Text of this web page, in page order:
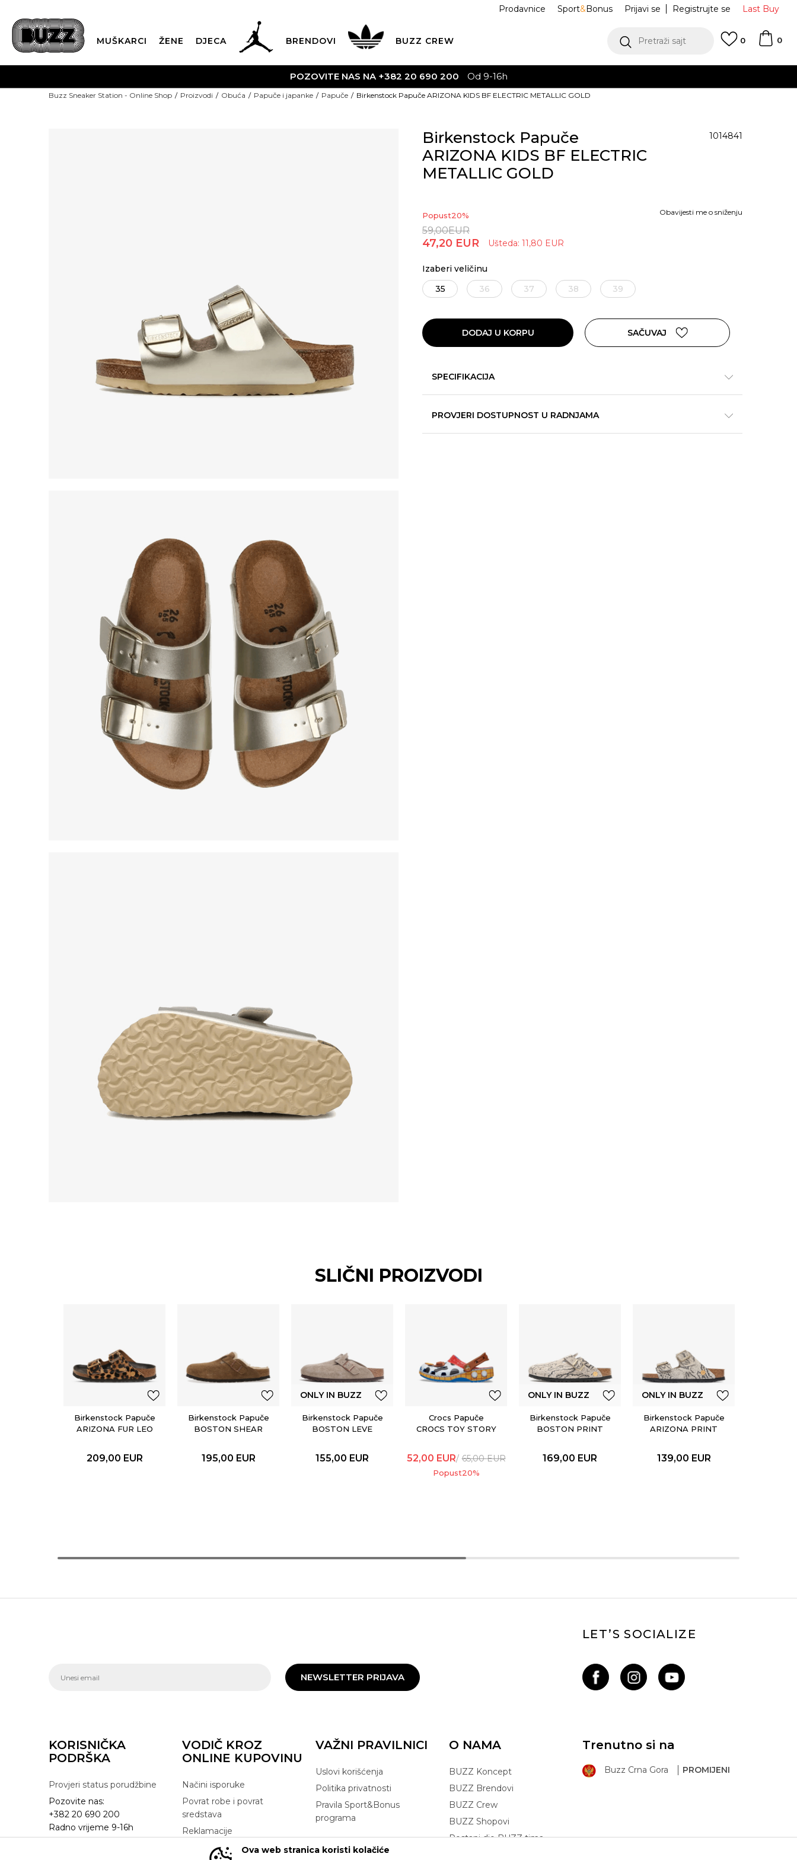
Last Buy
Prijavi se Registrujte se
Prodavnice Sport&Bonus
MUŠKARCI ŽENE DJECA BRENDOVI BUZZ CREW Pretraži sajt 0
0
POZOVITE NAS NA +382 20 690 200 Od 9-16h
Buzz Sneaker Station - Online Shop Proizvodi Obuća Papuče i japanke Papuče Birkenstock Papuče ARIZONA KIDS BF ELECTRIC METALLIC GOLD
Birkenstock Papuče
ARIZONA KIDS BF ELECTRIC
METALLIC GOLD
1014841
Popust20%
59,00EUR
47,20 EUR Ušteda: 11,80 EUR
Obavijesti me o sniženju
Izaberi veličinu
35
36 37 38 39
DODAJ U KORPU SAČUVAJ
SPECIFIKACIJA
PROVJERI DOSTUPNOST U RADNJAMA
SLIČNI PROIZVODI
Birkenstock Papuče
ARIZONA FUR LEO
209,00 EUR
Birkenstock Papuče
BOSTON SHEAR
195,00 EUR
ONLY IN BUZZ
Birkenstock Papuče
BOSTON LEVE
155,00 EUR
Crocs Papuče
CROCS TOY STORY
52,00 EUR 65,00EUR
Popust20%
ONLY IN BUZZ
Birkenstock Papuče
BOSTON PRINT
169,00 EUR
ONLY IN BUZZ
Birkenstock Papuče
ARIZONA PRINT
139,00 EUR
NEWSLETTER PRIJAVA
LET’S SOCIALIZE
KORISNIČKA
PODRŠKA
Provjeri status porudžbine
Pozovite nas:
+382 20 690 200
Radno vrijeme 9-16h
online@buzzsneakers.me
VODIČ KROZ
ONLINE KUPOVINU
Načini isporuke
Povrat robe i povrat
sredstava
Reklamacije
Zamjena artikla
VAŽNI PRAVILNICI
Uslovi korišćenja
Politika privatnosti
Pravila Sport&Bonus
programa
O NAMA
BUZZ Koncept
BUZZ Brendovi
BUZZ Crew
BUZZ Shopovi
Postani dio BUZZ tima
Trenutno si na
Buzz Crna Gora PROMIJENI
Ova web stranica koristi kolačiće